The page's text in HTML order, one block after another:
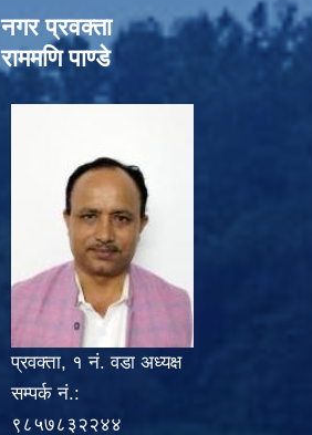
नगर प्रवक्ता
राममणि पाण्डे
प्रवक्ता, १ नं. वडा अध्यक्ष
सम्पर्क नं.:
९८५७८३२२४४